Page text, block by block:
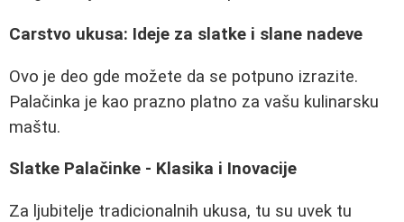
Carstvo ukusa: Ideje za slatke i slane nadeve
Ovo je deo gde možete da se potpuno izrazite.
Palačinka je kao prazno platno za vašu kulinarsku
maštu.
Slatke Palačinke - Klasika i Inovacije
Za ljubitelje tradicionalnih ukusa, tu su uvek tu